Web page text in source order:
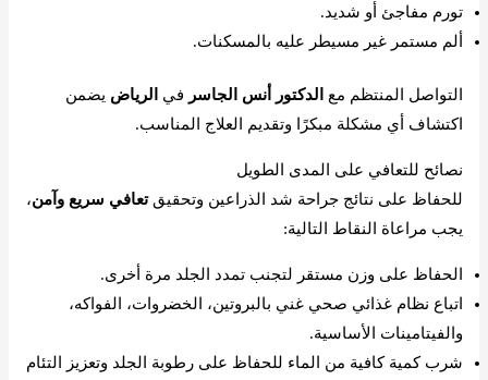
تورم مفاجئ أو شديد.
ألم مستمر غير مسيطر عليه بالمسكنات.
التواصل المنتظم مع الدكتور أنس الجاسر في الرياض يضمن
اكتشاف أي مشكلة مبكرًا وتقديم العلاج المناسب.
نصائح للتعافي على المدى الطويل
للحفاظ على نتائج جراحة شد الذراعين وتحقيقتعافي سريع وآمن،
يجب مراعاة النقاط التالية:
الحفاظ على وزن مستقر لتجنب تمدد الجلد مرة أخرى.
اتباع نظام غذائي صحي غني بالبروتين، الخضروات، الفواكه،
والفيتامينات الأساسية.
شرب كمية كافية من الماء للحفاظ على رطوبة الجلد وتعزيز التئام